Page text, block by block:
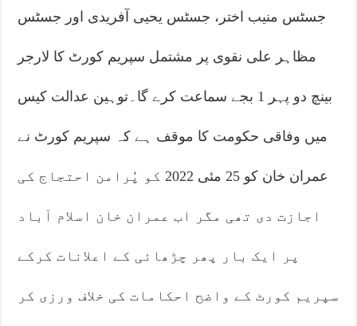
جسٹس منیب اختر، جسٹس یحیی آفریدی اور جسٹس
مظاہر علی نقوی پر مشتمل سپریم کورٹ کا لارجر
بینچ دو پہر 1 بجے سماعت کرے گا۔توہین عدالت کیس
میں وفاقی حکومت کا موقف ہے کہ سپریم کورٹ نے
عمران خان کو 25 مئی 2022 کو پُرامن احتجاج کی
اجازت دی تھی مگر اب عمران خان اسلام آباد
پر ایک بار پھر چڑھائی کے اعلانات کرکے
سپریم کورٹ کے واضح احکامات کی خلاف ورزی کر